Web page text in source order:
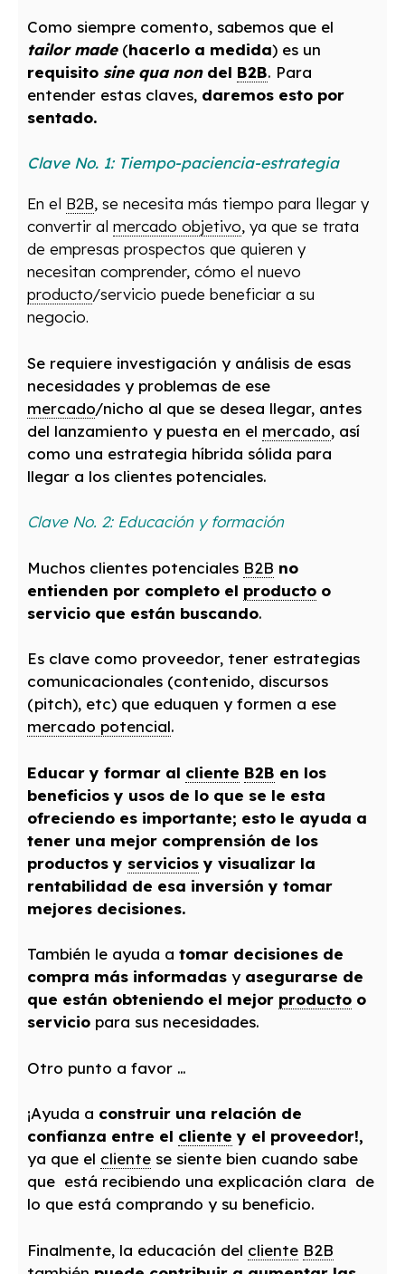
Como siempre comento, sabemos que el
tailor made(hacerlo a medida) es un
requisito sine qua nondel B2B. Para
entender estas claves, daremos esto por
sentado.
Clave No. 1: Tiempo-paciencia-estrategia
En el B2B, se necesita más tiempo para llegar y
convertir al mercado objetivo, ya que se trata
de empresas prospectos que quieren y
necesitan comprender, cómo el nuevo
producto/servicio puede beneficiar a su
negocio.
Se requiere investigación y análisis de esas
necesidades y problemas de ese
mercado/nicho al que se desea llegar, antes
del lanzamiento y puesta en el mercado, así
como una estrategia híbrida sólida para
llegar a los clientes potenciales.
Clave No. 2: Educación y formación
Muchos clientes potenciales B2B no
entienden por completo el producto o
servicio que están buscando.
Es clave como proveedor, tener estrategias
comunicacionales (contenido, discursos
(pitch), etc) que eduquen y formen a ese
mercado potencial.
Educar y formar al cliente B2B en los
beneficios y usos de lo que se le esta
ofreciendo es importante; esto le ayuda a
tener una mejor comprensión de los
productos y serviciosy visualizar la
rentabilidad de esa inversióny tomar
mejores decisiones.
También le ayuda a tomar decisiones de
compra más informadas y asegurarse de
que están obteniendo el mejor producto o
servicio para sus necesidades.
Otro punto a favor …
¡Ayuda a construir una relación de
confianza entre el cliente y el proveedor!,
ya que el cliente se siente bien cuando sabe
que está recibiendo una explicación clara de
lo que está comprando y su beneficio.
Finalmente, la educación del cliente B2B